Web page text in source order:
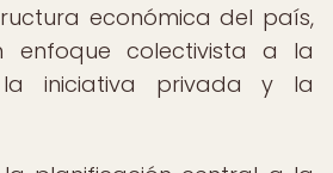
económica del país,
enfoque colectivista a la
iniciativa privada y la